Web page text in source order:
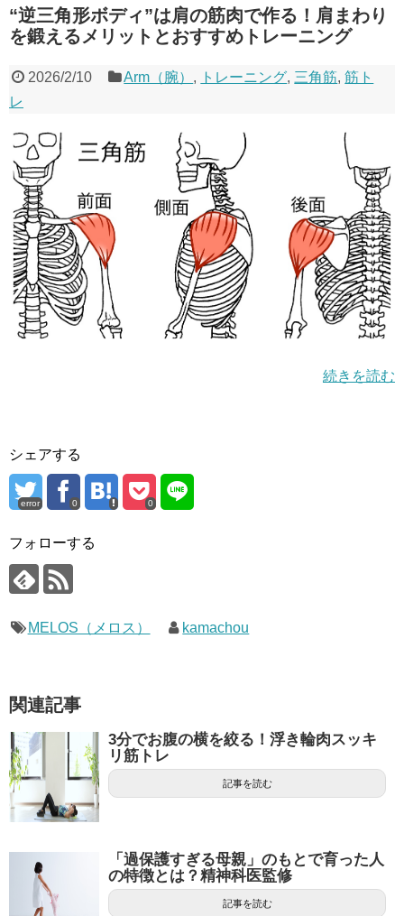
“逆三角形ボディ”は肩の筋肉で作る！肩まわり
を鍛えるメリットとおすすめトレーニング
2026/2/10 Arm（腕） , トレーニング, 三角筋,筋ト
レ
続きを読む
シェアする
error 0 0
フォローする
MELOS（メロス） kamachou
関連記事
3分でお腹の横を絞る！浮き輪肉スッキ
リ筋トレ
記事を読む
「過保護すぎる母親」のもとで育った人
の特徴とは？精神科医監修
記事を読む